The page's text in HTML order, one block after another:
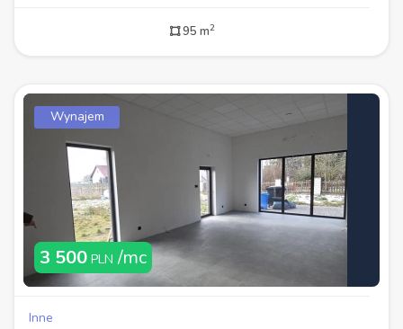
95 m2
Wynajem
3 500 PLN /mc
Inne